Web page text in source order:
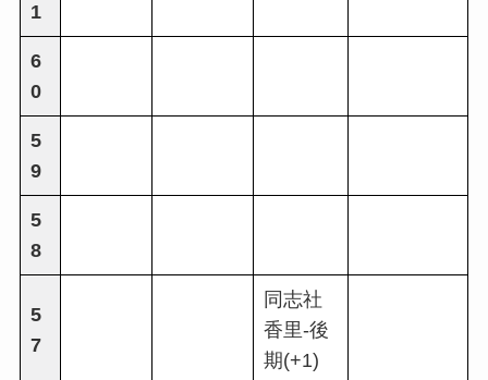
1
6
0
5
9
5
8
5
7
同志社
香里-後
期(+1)